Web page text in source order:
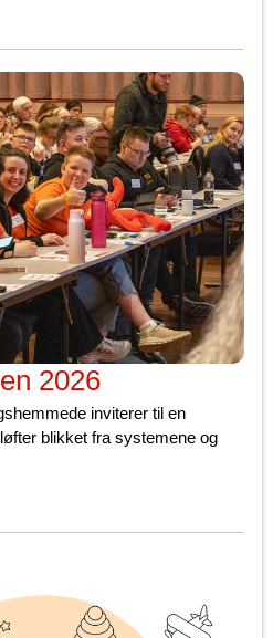
2026
inviterer til en
blikket fra systemene og